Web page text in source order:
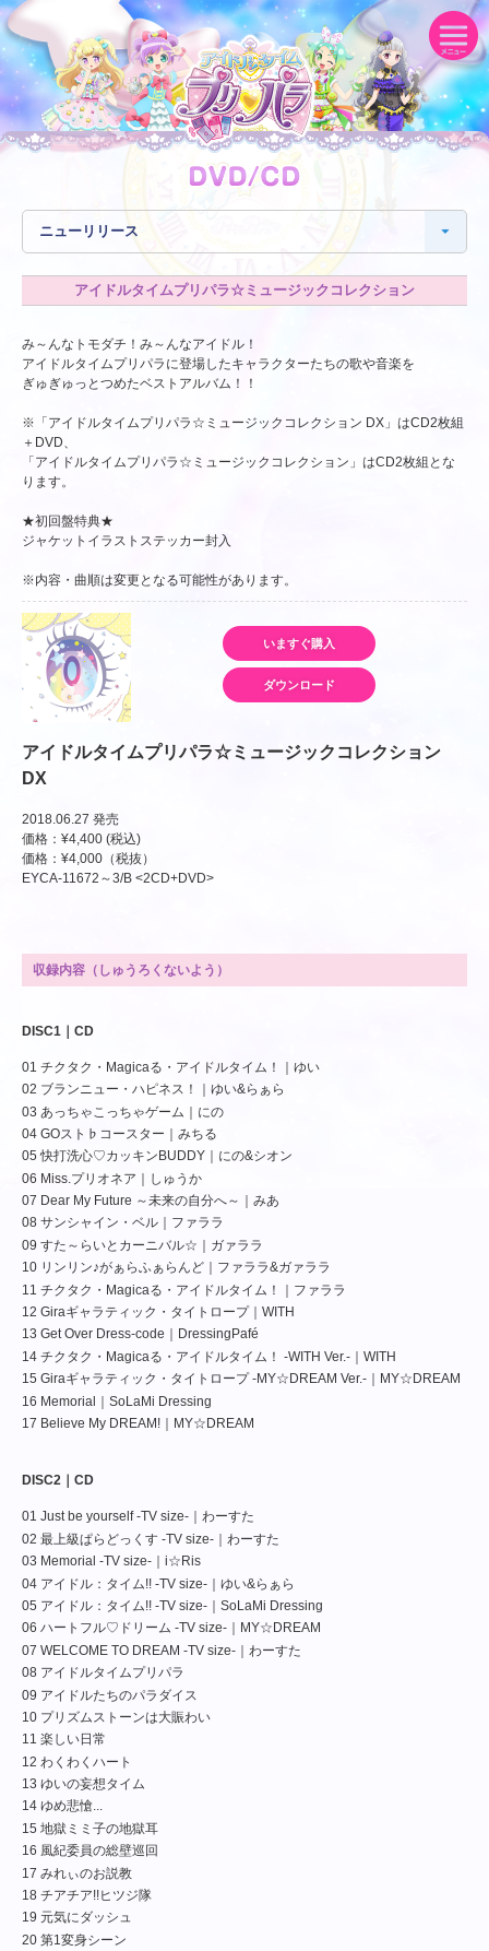
アイドルタイムプリパラ☆ミュージックコレクション
み～んなトモダチ！み～んなアイドル！
アイドルタイムプリパラに登場したキャラクターたちの歌や音楽を
ぎゅぎゅっとつめたベストアルバム！！
※「アイドルタイムプリパラ☆ミュージックコレクション DX」はCD2枚組
＋DVD、
「アイドルタイムプリパラ☆ミュージックコレクション」はCD2枚組とな
ります。
★初回盤特典★
ジャケットイラストステッカー封入
※内容・曲順は変更となる可能性があります。
いますぐ購入
ダウンロード
アイドルタイムプリパラ☆ミュージックコレクション
DX
2018.06.27 発売
価格：¥4,400 (税込)
価格：¥4,000（税抜）
EYCA-11672～3/B <2CD+DVD>
収録内容（しゅうろくないよう）
DISC1｜CD
01 チクタク・Magicaる・アイドルタイム！｜ゆい
02 ブランニュー・ハピネス！｜ゆい&らぁら
03 あっちゃこっちゃゲーム｜にの
04 GOスト♭コースター｜みちる
05 快打洗心♡カッキンBUDDY｜にの&シオン
06 Miss.プリオネア｜しゅうか
07 Dear My Future ～未来の自分へ～｜みあ
08 サンシャイン・ベル｜ファララ
09 すた～らいとカーニバル☆｜ガァララ
10 リンリン♪がぁらふぁらんど｜ファララ&ガァララ
11 チクタク・Magicaる・アイドルタイム！｜ファララ
12 Giraギャラティック・タイトロープ｜WITH
13 Get Over Dress-code｜DressingPafé
14 チクタク・Magicaる・アイドルタイム！ -WITH Ver.-｜WITH
15 Giraギャラティック・タイトロープ -MY☆DREAM Ver.-｜MY☆DREAM
16 Memorial｜SoLaMi Dressing
17 Believe My DREAM!｜MY☆DREAM
DISC2｜CD
01 Just be yourself -TV size-｜わーすた
02 最上級ぱらどっくす -TV size-｜わーすた
03 Memorial -TV size-｜i☆Ris
04 アイドル：タイム!! -TV size-｜ゆい&らぁら
05 アイドル：タイム!! -TV size-｜SoLaMi Dressing
06 ハートフル♡ドリーム -TV size-｜MY☆DREAM
07 WELCOME TO DREAM -TV size-｜わーすた
08 アイドルタイムプリパラ
09 アイドルたちのパラダイス
10 プリズムストーンは⼤賑わい
11 楽しい日常
12 わくわくハート
13 ゆいの妄想タイム
14 ゆめ悲愴...
15 地獄ミミ子の地獄耳
16 風紀委員の総壁巡回
17 みれぃのお説教
18 チアチア!!ヒツジ隊
19 元気にダッシュ
20 第1変身シーン